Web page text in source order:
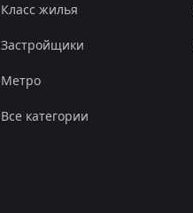
Класс жилья
Застройщики
Метро
Все категории